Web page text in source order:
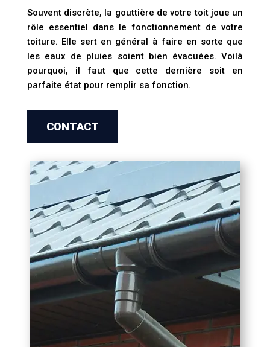
Souvent discrète, la gouttière de votre toit joue un
rôle essentiel dans le fonctionnement de votre
toiture. Elle sert en général à faire en sorte que
les eaux de pluies soient bien évacuées. Voilà
pourquoi, il faut que cette dernière soit en
parfaite état pour remplir sa fonction.
CONTACT